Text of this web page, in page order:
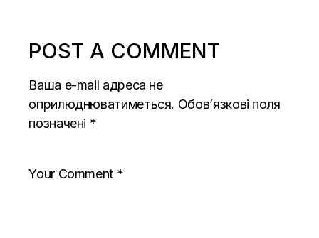
POST A COMMENT
Ваша e-mail адреса не
оприлюднюватиметься. Обов’язкові поля
позначені *